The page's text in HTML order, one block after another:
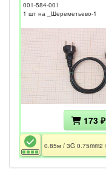
001-584-001
1 шт на _Шереметьево-1
173 ₽